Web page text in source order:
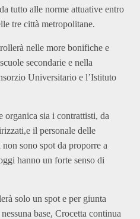
tutto alle norme attuative entro
tre città metropolitane.
nelle more bonifiche e
secondarie e nella
Universitario e l’Istituto
organica sia i contrattisti, da
il personale delle
sono spot da proporre a
hanno un forte senso di
solo un spot e per giunta
base, Crocetta continua